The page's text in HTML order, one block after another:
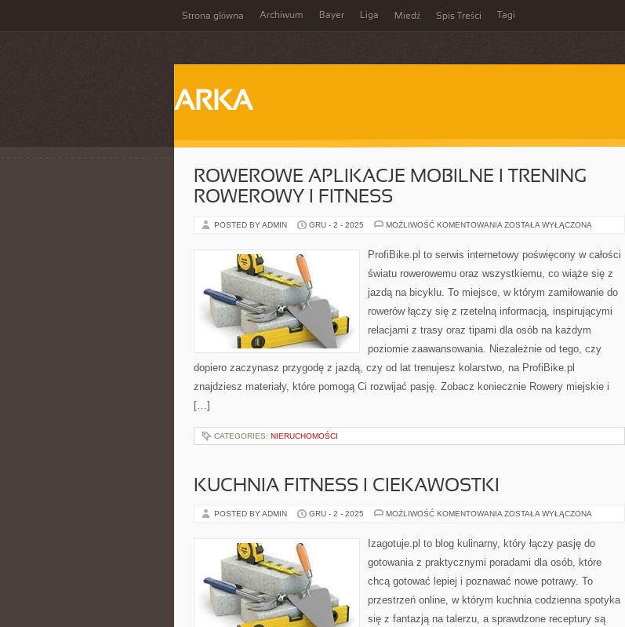
Strona główna Archiwum Bayer Liga Miedź Spis Treści Tagi
ARKA
ROWEROWE APLIKACJE MOBILNE I TRENING
ROWEROWY I FITNESS
POSTED BY ADMIN GRU - 2 - 2025 MOŻLIWOŚĆ KOMENTOWANIA ROWEROWE
TRENING
I
ZOSTAŁA WYŁĄCZONA
ProfiBike.pl to serwis internetowy poświęcony w całości
światu rowerowemu oraz wszystkiemu, co wiąże się z
jazdą na bicyklu. To miejsce, w którym zamiłowanie do
rowerów łączy się z rzetelną informacją, inspirującymi
relacjami z trasy oraz tipami dla osób na każdym
poziomie zaawansowania. Niezależnie od tego, czy
dopiero zaczynasz przygodę z jazdą, czy od lat trenujesz kolarstwo, na ProfiBike.pl
znajdziesz materiały, które pomogą Ci rozwijać pasję. Zobacz koniecznie Rowery miejskie i
[…]
CATEGORIES: NIERUCHOMOŚCI
KUCHNIA FITNESS I CIEKAWOSTKI
POSTED BY ADMIN GRU - 2 - 2025 MOŻLIWOŚĆ KOMENTOWANIA KUCHNIA
CIEKAWOSTKI
ZOSTAŁA WYŁĄCZONA
Izagotuje.pl to blog kulinarny, który łączy pasję do
gotowania z praktycznymi poradami dla osób, które
chcą gotować lepiej i poznawać nowe potrawy. To
przestrzeń online, w którym kuchnia codzienna spotyka
się z fantazją na talerzu, a sprawdzone receptury są